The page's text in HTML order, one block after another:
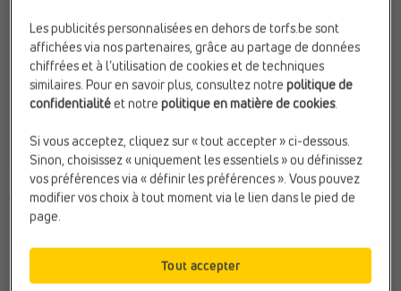
SANDALES DE MARCHE
Timberland
Marque:Timberland
Matière:Textile
SANDALES DE MARCHE
Timberland
Matière:Textile
Web-Only:
Les publicités personnalisées en dehors de torfs.be sont
affichées via nos partenaires, grâce au partage de données
chiffrées et à l’utilisation de cookies et de techniques
similaires. Pour en savoir plus, consultez notrepolitique de
confidentialitéet notrepolitique en matière de cookies.
Si vous acceptez, cliquez sur « tout accepter » ci-dessous.
Sinon, choisissez « uniquement les essentiels » ou définissez
vos préférences via « définir les préférences ». Vous pouvez
modifier vos choix à tout moment via le lien dans le pied de
page.
Tout accepter